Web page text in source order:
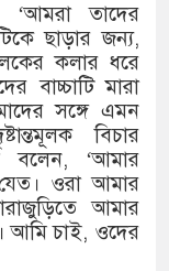
‘আমরা তাদের
ছাড়ার জন্য,
কলার ধরে
বাচ্চাটি মারা
সঙ্গে এমন
বিচার
বলেন, ‘আমার
ওরা আমার
আমার
আমি চাই, ওদের